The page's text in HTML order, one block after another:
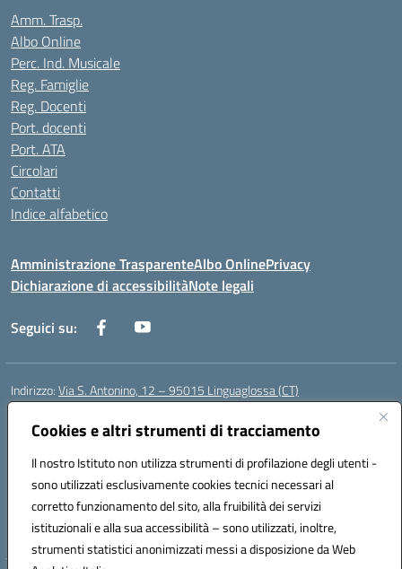
Cookies e altri strumenti di tracciamento
Il nostro Istituto non utilizza strumenti di profilazione degli utenti -
sono utilizzati esclusivamente cookies tecnici necessari al
corretto funzionamento del sito, alla fruibilità dei servizi
istituzionali e alla sua accessibilità – sono utilizzati, inoltre,
strumenti statistici anonimizzati messi a disposizione da Web
Amm. Trasp.
Albo Online
Perc. Ind. Musicale
Reg. Famiglie
Reg. Docenti
Port. docenti
Port. ATA
Circolari
Contatti
Indice alfabetico
Amministrazione TrasparenteAlbo OnlinePrivacy
Dichiarazione di accessibilitàNote legali
Seguici su:
Indirizzo:Via S. Antonino, 12 – 95015 Linguaglossa (CT)
Centralino:
Posta elettronica certificata (PEC):ctic83200r@pec.istruzione.it
Codice fiscale: 83002470876
Codice meccanografico:CTIC83200R
Codice Indice delle Pubbliche Amministrazioni (IPA): istsc_CTIC83200R
Codice unico di fatturazione (CUF): UF7TEB